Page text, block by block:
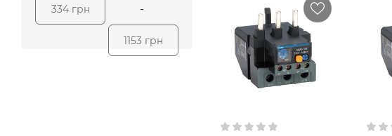
334 грн -
1153 грн
Теплове
Chint
25,0 Ампер
17-25 A
IP20
В кошик